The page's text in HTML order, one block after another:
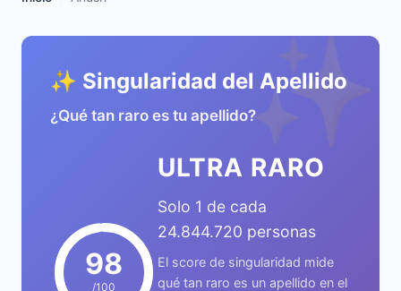
✨
✨ Singularidad del Apellido
¿Qué tan raro es tu apellido?
98
/100
ULTRA RARO
Solo 1 de cada
24.844.720 personas
El score de singularidad mide
qué tan raro es un apellido en el